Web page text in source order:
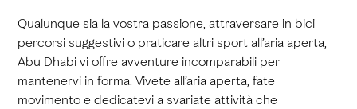
Qualunque sia la vostra passione, attraversare in bici
percorsi suggestivi o praticare altri sport all’aria aperta,
Abu Dhabi vi offre avventure incomparabili per
mantenervi in forma. Vivete all’aria aperta, fate
movimento e dedicatevi a svariate attività che